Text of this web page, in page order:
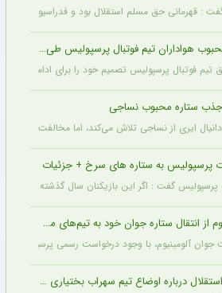
قهرمانی حق مسلم استقلال بود و فدراسیون باید آن
هواداران تیم فوتبال پرسپولیس طی ۴۸ ساعت آینده
فوتبال پرسپولیس تصمیم خود را برای ادامه
ستاره محبوب نساجی
ایری از نساجی تلاش می‌کند، اما مخالفت
پرسپولیس به ستاره های سرخ + جزئیات
گفت : اگر این بازیکنان سال گذشته و سال‌های
انتقال ستاره جوان خود به تیم‌های مدعی + عکس
آلومینیوم، با وجود درخواست رسمی پرسپولیس،
اوضاع تیم سهراب بختیاری زاده + جزئیات